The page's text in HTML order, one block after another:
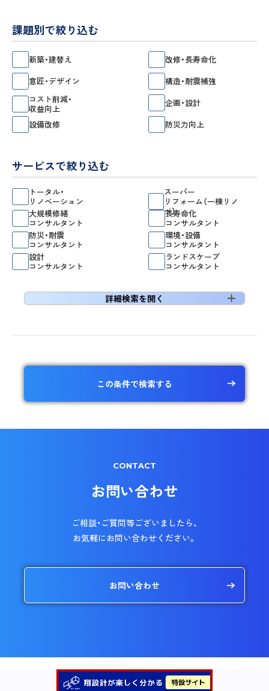
課題別で絞り込む
新築・建替え
改修・長寿命化
意匠・デザイン
構造・耐震補強
コスト削減・
収益向上
企画・設計
設備改修
防災力向上
サービスで絞り込む
トータル・
リノベーション
スーパー
リフォーム（一棟リノ
ベ）
大規模修繕
コンサルタント
長寿命化
コンサルタント
防災・耐震
コンサルタント
環境・設備
コンサルタント
設計
コンサルタント
ランドスケープ
コンサルタント
詳細検索を開く
この条件で検索する
CONTACT
お問い合わせ
ご相談・ご質問等ございましたら、
お気軽にお問い合わせください。
お問い合わせ